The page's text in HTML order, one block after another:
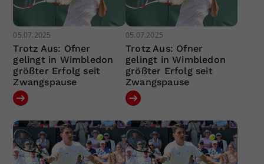
05.07.2025
Trotz Aus: Ofner
gelingt in Wimbledon
größter Erfolg seit
Zwangspause
05.07.2025
Trotz Aus: Ofner
gelingt in Wimbledon
größter Erfolg seit
Zwangspause